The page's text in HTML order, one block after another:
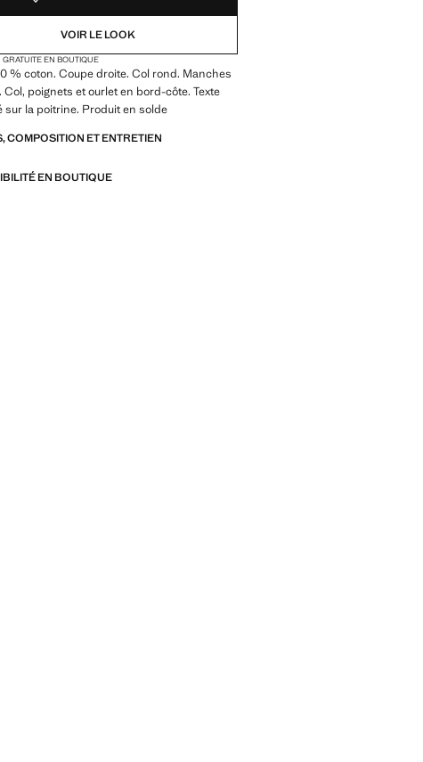
VOIR LE LOOK
GRATUITE EN BOUTIQUE
% coton. Coupe droite. Col rond. Manches
Col, poignets et ourlet en bord-côte. Texte
sur la poitrine. Produit en solde
COMPOSITION ET ENTRETIEN
EN BOUTIQUE